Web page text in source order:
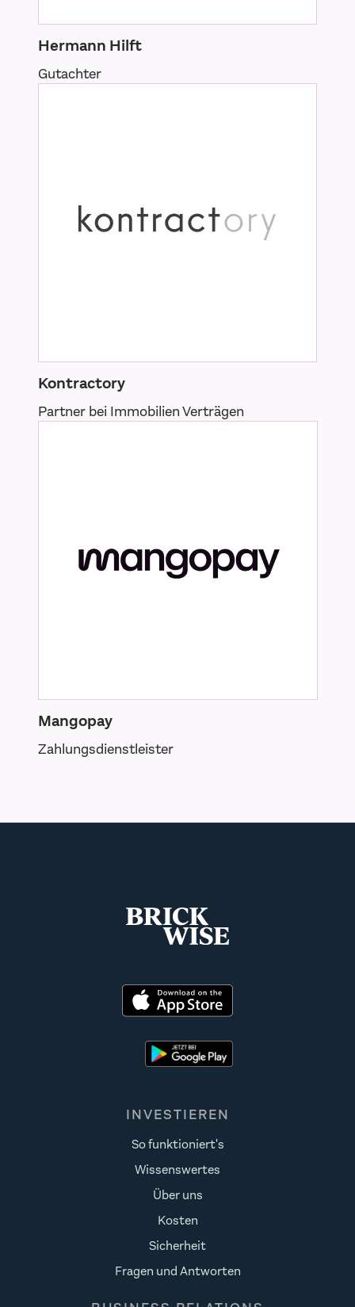
Hermann Hilft
Gutachter
Kontractory
Partner bei Immobilien Verträgen
Mangopay
Zahlungsdienstleister
INVESTIEREN
So funktioniert's
Wissenswertes
Über uns
Kosten
Sicherheit
Fragen und Antworten